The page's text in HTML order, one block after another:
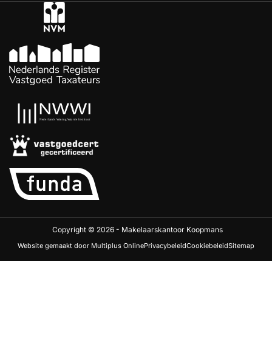
Copyright © 2026 - Makelaarskantoor Koopmans
Website gemaakt door Multiplus OnlinePrivacybeleidCookiebeleidSitemap